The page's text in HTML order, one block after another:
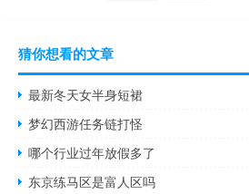
猜你想看的文章
最新冬天女半身短裙
梦幻西游任务链打怪
哪个行业过年放假多了
东京练马区是富人区吗